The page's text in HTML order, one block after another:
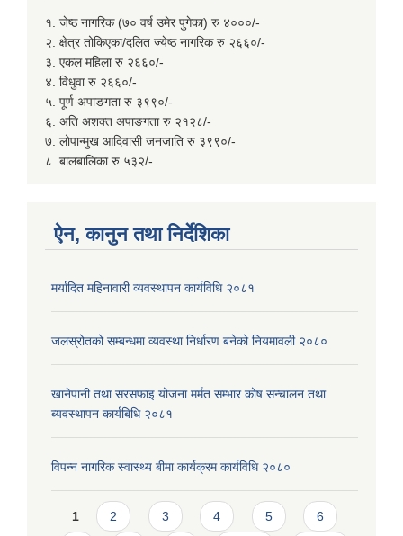
१. जेष्ठ नागरिक (७० वर्ष उमेर पुगेका) रु ४०००/-
२. क्षेत्र तोकिएका/दलित ज्येष्ठ नागरिक रु २६६०/-
३. एकल महिला रु २६६०/-
४. विधुवा रु २६६०/-
५. पूर्ण अपाङगता रु ३९९०/-
६. अति अशक्त अपाङगता रु २१२८/-
७. लोपान्मुख आदिवासी जनजाति रु ३९९०/-
८. बालबालिका रु ५३२/-
ऐन, कानुन तथा निर्देशिका
मर्यादित महिनावारी व्यवस्थापन कार्यविधि २०८१
जलस्रोतको सम्बन्धमा व्यवस्था निर्धारण बनेको नियमावली २०८०
खानेपानी तथा सरसफाइ योजना मर्मत सम्भार कोष सन्चालन तथा
ब्यवस्थापन कार्यबिधि २०८१
विपन्न नागरिक स्वास्थ्य बीमा कार्यक्रम कार्यविधि २०८०
Pages
1 2 3 4 5 6